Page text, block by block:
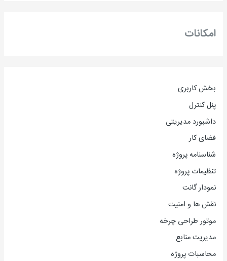
امکانات
بخش کاربری
پنل کنترل
داشبورد مدیریتی
فضای کار
شناسنامه پروژه
تنظیمات پروژه
نمودار گانت
نقش ها و امنیت
موتور طراحی چرخه
مدیریت منابع
محاسبات پروژه